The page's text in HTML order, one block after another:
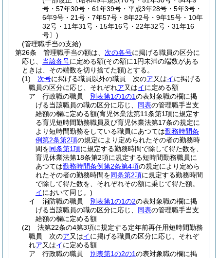
号・57年30号・61年39号・平成3年28号・5年3号・
6年9号・21号・7年57号・8年22号・9年15号・10年
32号・11年31号・15年16号・22年32号・31年16
号〕)
(管理職手当の支給)
第26条
管理職手当の額は、 次の各号に掲げる職員の区分に
応じ、 当該各号に定める額(その額に1円未満の端数がある
ときは、その端数を切り捨てた額)とする。
(1)
次号に掲げる職員以外の職員 次のア又はイに掲げる
職員の区分に応じ、それぞれア又はイに定める額
ア
行政職の職員 別表第1の1の1の表対象職の欄に掲
げる当該職員の職の区分に応じ、 同表の管理職手当支
給額の欄に定める額(育児休業法第11条第1項に規定す
る育児短時間勤務職員及び育児休業法第17条の規定に
より短時間勤務をしている職員にあつては勤務時間条
例第2条第2項の規定により定められたその者の勤務時
間を同条第1項に規定する勤務時間で除して得た数を、
育児休業法第18条第2項に規定する短時間勤務職員に
あつては勤務時間条例第2条第4項の規定により定めら
れたその者の勤務時間を同条第2項に規定する勤務時間
で除して得た数を、それぞれその額に乗じて得た額。
イにおいて同じ。)
イ
消防職の職員 別表第1の1の2の表対象職の欄に掲
げる当該職員の職の区分に応じ、 同表の管理職手当支
給額の欄に定める額
(2)
法第22条の4第3項に規定する定年前再任用短時間勤務
職員 次のア又はイに掲げる職員の区分に応じ、それぞ
れア又はイに定める額
ア
行政職の職員 別表第1の2の1の表対象職の欄に掲